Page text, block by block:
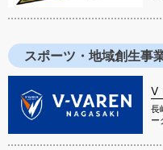
スポーツ・地域創生事
V
長
ー